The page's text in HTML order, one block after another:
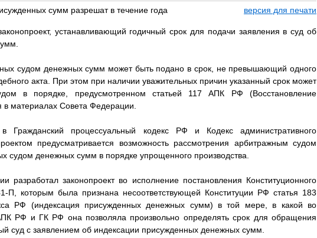
сумм разрешат в течение года
версия для печати
устанавливающий годичный срок для подачи заявления в суд об
судом денежных сумм может быть подано в срок, не превышающий одного
акта. При этом при наличии уважительных причин указанный срок может
в порядке, предусмотренном статьей 117 АПК РФ (Восстановление
в материалах Совета Федерации.
Гражданский процессуальный кодекс РФ и Кодекс административного
предусматривается возможность рассмотрения арбитражным судом
судом денежных сумм в порядке упрощенного производства.
законопроект во исполнение постановления Конституционного
которым была признана несоответствующей Конституции РФ статья 183
РФ (индексация присужденных денежных сумм) в той мере, в какой во
РФ и ГК РФ она позволяла произвольно определять срок для обращения
суд с заявлением об индексации присужденных денежных сумм.